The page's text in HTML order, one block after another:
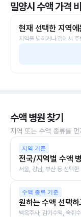
밀양시 수액 가격
현재 선택한 지역
지역을 넓히거나 앱에서
수액 병원 찾기
지역 또는 수액 종류를
지역 기준
전국/지역별 수액
서울, 강남, 부산 등 선택
수액 종류 기준
원하는 수액 선택하
백옥주사, 감기수액, 숙취